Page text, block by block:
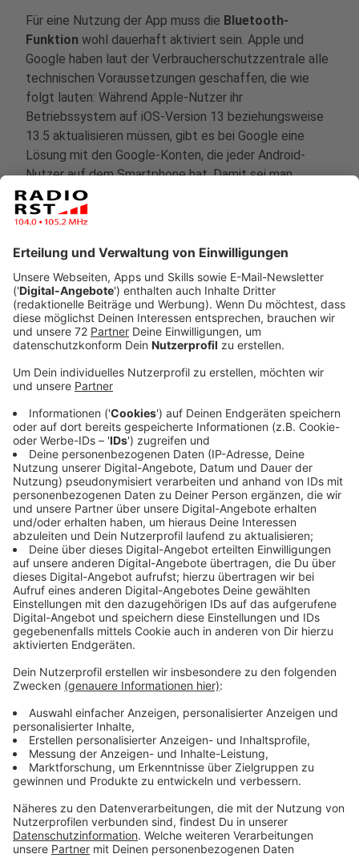
Für eine Nutzung der App muss die Bluetooth-
Funktion wohl dauerhaft aktiviert sein. Apple und
Google haben laut der Verbraucherschutzzentrale alle
technischen Voraussetzungen geschaffen, die wie
folgt lauten: Während Apple-Nutzer ihr
Betriebssystem auf iOS-Version 13 beziehungsweise
13.5 aktualisieren müssen, gibt es bei Google eine
Lösung mit den Google-Konten, die jeder Android-
Nutzer auf dem Smartphone hat. Damit sei man
unabhängig von Smartphone-Herstellern und erreiche
auch Nutzer, die keine Updates für ihr Betriebssystem
Android oder iOS (Apple) vorzugehen habt, findet ihr
überdiesen Link .
Anzeige
möglich
Anzeige
Die Bundesregierung will den Missbrauch der App
ausschließen. Infektionsmeldungen können nur nach
Bestätigung der Gesundheitsbehörden in der App
eingetragen werden. Das geschehe dann durch das
Scannen eines entsprechenden QR-Codes. Es ist quasi
ausgeschlossen, dass auch dieBevölkerung heimlich
überwachtwird. Der Quell-Code der App kann auf der
Plattform "GitHub" transparent eingesehen werden.
Bei etlichen Analysen des Codes wurden keine
Hintertüren oder andere Anomalien entdeckt.
Anzeige
So soll der Akku unserer Smartphones nicht
beeinträchtigt werden
Anzeige
Dadurch, dass man sich auf Verwendung von
Bluetooth LEgeeinigt hat, sei ein schneller leerer